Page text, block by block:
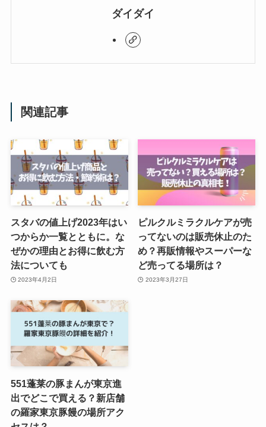
ダイダイ
関連記事
スタバの値上げ2023年はい
つからか一覧とともに。な
ぜかの理由とお得に飲む方
法についても
2023年4月2日
ピルクルミラクルケアが売
ってないのは販売休止のた
め？再販情報やスーパーな
ど売ってる場所は？
2023年3月27日
551蓬莱の豚まんが東京進
出でどこで買える？新店舗
の羅家東京豚饅の場所アク